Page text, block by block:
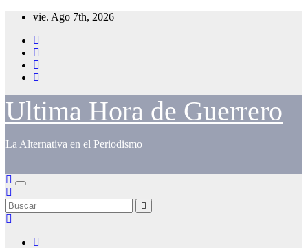
Saltar
contenido
vie. Ago 7th, 2026
Ultima Hora de Guerrero
La Alternativa en el Periodismo